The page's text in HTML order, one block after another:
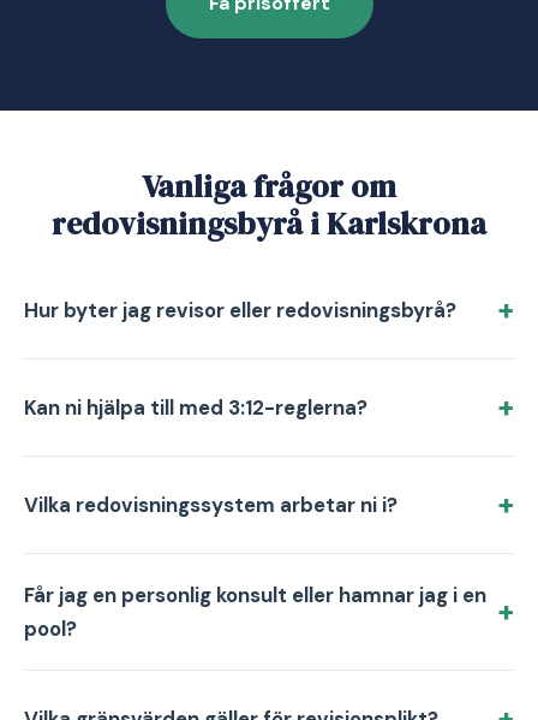
Vanliga frågor om
redovisningsbyrå i Karlskrona
Hur byter jag revisor eller redovisningsbyrå?
Kan ni hjälpa till med 3:12-reglerna?
Vilka redovisningssystem arbetar ni i?
Får jag en personlig konsult eller hamnar jag i en
pool?